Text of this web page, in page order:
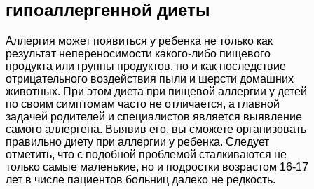
гипоаллергенной диеты
Аллергия может появиться у ребенка не только как
результат непереносимости какого-либо пищевого
продукта или группы продуктов, но и как последствие
отрицательного воздействия пыли и шерсти домашних
животных. При этом диета при пищевой аллергии у детей
по своим симптомам часто не отличается, а главной
задачей родителей и специалистов является выявление
самого аллергена. Выявив его, вы сможете организовать
правильно диету при аллергии у ребенка. Следует
отметить, что с подобной проблемой сталкиваются не
только самые маленькие, но и подростки возрастом 16-17
лет в числе пациентов больниц далеко не редкость.